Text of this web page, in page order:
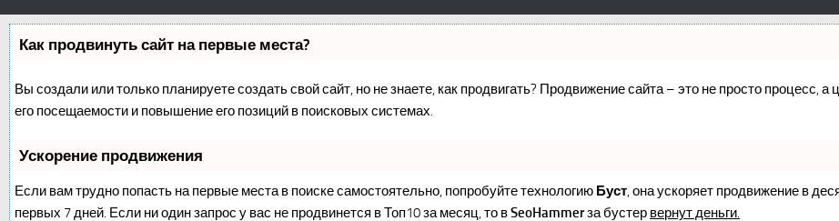
Как продвинуть сайт на первые места?
Вы создали или только планируете создать свой сайт, но не знаете, как продвигать? Продвижение сайта – это не просто
его посещаемости и повышение его позиций в поисковых системах.
Ускорение продвижения
Если вам трудно попасть на первые места в поиске самостоятельно, попробуйте технологию Буст, она ускоряет продвижение в
первых 7 дней. Если ни один запрос у вас не продвинется в Топ10 за месяц, то вSeoHammerза бустер вернут деньги.